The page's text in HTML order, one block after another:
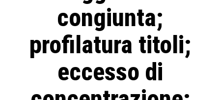
congiunta;
profilatura titoli;
eccesso di